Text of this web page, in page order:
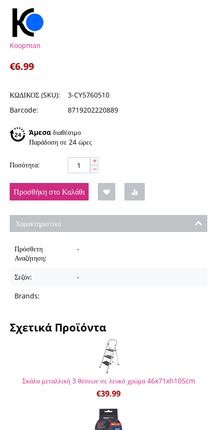
Koopman
€6.99
ΚΩΔΙΚΟΣ (SKU):
3-CY5760510
Barcode:
8719202220889
Άμεσα διαθέσιμο
Παράδοση σε 24 ώρες
Ποσότητα: +
−
Προσθήκη στο Καλάθι
Χαρακτηριστικά
Πρόσθετη
Αναζήτηση:
-
Σεζόν: -
Brands:
Σχετικά Προϊόντα
Σκάλα μεταλλική 3 θέσεων σε λευκό χρώμα 46x71xh105cm
€39.99